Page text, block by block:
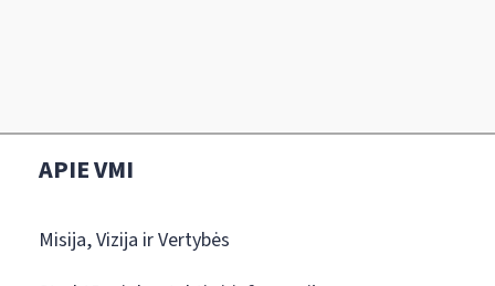
APIE VMI
Misija, Vizija ir Vertybės